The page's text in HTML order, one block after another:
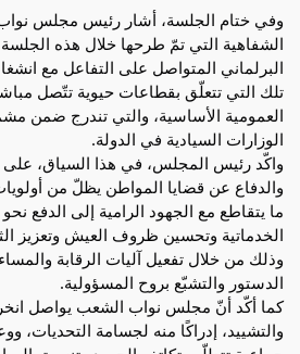
وفي ختام الجلسة، أشار رئيس مجلس
الشفاهية التي تمّ طرحها خلال هذه
البرلماني المتواصل على التفاعل مع
تلك التي تتعلّق بقطاعات حيوية تتّصل
العمومية الأساسية، والتي تندرج ضمن
الوزارات السيادية في الدولة.
واكّد رئيس المجلس، في هذا السياق،
والدفاع عن قضايا المواطن يظلّ من
ما يتقاطع مع الجهود الرامية إلى الدفع
الخدماتية وتحسين ظروف العيش وتعزيز
وذلك من خلال تفعيل آليات الرقابة
الدستور والتشبّع بروح المسؤولية.
كما أكّد أنّ مجلس نواب الشعب يواصل
والتشييد، إدراكًا منه لجسامة التحديات،